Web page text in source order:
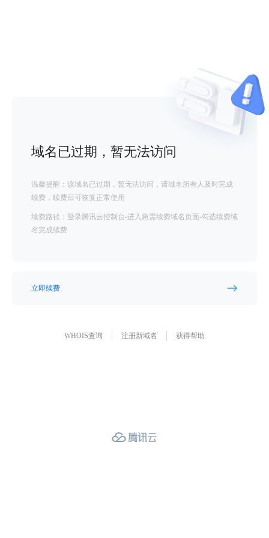
域名已过期，暂无法访问
温馨提醒：该域名已过期，暂无法访问，请域名所有人及时完成
续费，续费后可恢复正常使用
续费路径：登录腾讯云控制台-进入急需续费域名页面-勾选续费域
名完成续费
立即续费
WHOIS查询 注册新域名 获得帮助